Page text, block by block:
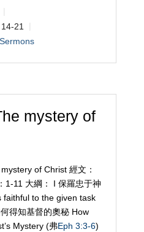
21
mystery of
of Christ 經文：
：1-11 大綱： I 保羅忠于神
faithful to the given task
得知基督的奧秘 How
Mystery (弗Eph 3:3-6)